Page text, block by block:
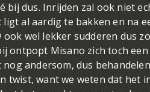
bij dus. Inrijden zal ook niet
al aardig te bakken en na
ook wel lekker sudderen dus
ontpopt Misano zich toch
andersom, dus
twist, want we weten dat het